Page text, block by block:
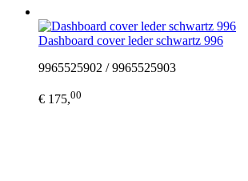
Dashboard cover leder schwartz 996
9965525902 / 9965525903
€ 175,00